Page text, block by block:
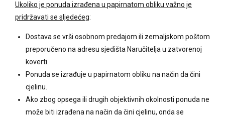
Ukoliko je ponuda izrađena u papirnatom obliku važno je
pridržavati se sljedećeg:
Dostava se vrši osobnom predajom ili zemaljskom poštom
preporučeno na adresu sjedišta Naručitelja u zatvorenoj
koverti.
Ponuda se izrađuje u papirnatom obliku na način da čini
cjelinu.
Ako zbog opsega ili drugih objektivnih okolnosti ponuda ne
može biti izrađena na način da čini cjelinu, onda se